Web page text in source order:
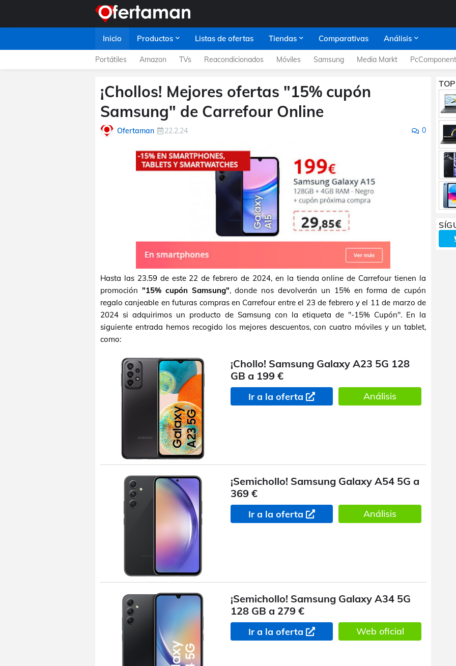
Inicio Productos Listas de ofertas Tiendas Comparativas Análisis
Portátiles Amazon TVs Reacondicionados Móviles Samsung Media Markt
¡Chollos! Mejores ofertas "15% cupón
Samsung" de Carrefour Online
Ofertaman 22.2.24 0
Hasta las 23.59 de este 22 de febrero de 2024, en la tienda online de Carrefour tienen la
promoción "15% cupón Samsung", donde nos devolverán un 15% en forma de cupón
regalo canjeable en futuras compras en Carrefour entre el 23 de febrero y el 11 de marzo de
2024 si adquirimos un producto de Samsung con la etiqueta de "-15% Cupón". En la
siguiente entrada hemos recogido los mejores descuentos, con cuatro móviles y un tablet,
como:
¡Chollo! Samsung Galaxy A23 5G 128
GB a 199 €
Ir a la oferta Análisis
¡Semichollo! Samsung Galaxy A54 5G a
369 €
Ir a la oferta Análisis
¡Semichollo! Samsung Galaxy A34 5G
128 GB a 279 €
Ir a la oferta Web oficial